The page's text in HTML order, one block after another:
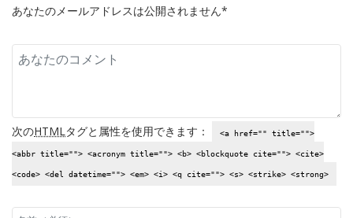
あなたのメールアドレスは公開されません*
次のHTMLタグと属性を使用できます： <a href="" title="">
<abbr title=""> <acronym title=""> <b> <blockquote cite=""> <cite>
<code> <del datetime=""> <em> <i> <q cite=""> <s> <strike> <strong>